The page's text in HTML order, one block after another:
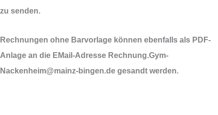
zu senden.
Rechnungen ohne Barvorlage können ebenfalls als PDF-
Anlage an die EMail-Adresse Rechnung.Gym-
Nackenheim@mainz-bingen.de gesandt werden.